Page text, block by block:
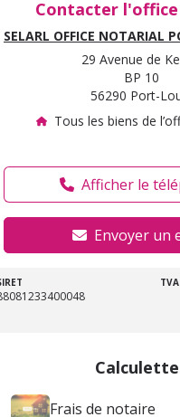
Contacter
SELARL OFFICE NOTARIAL
29 Avenue de
BP 10
56290 Port-
Tous les biens de
Afficher le
Envoyer un
Frais de notaire